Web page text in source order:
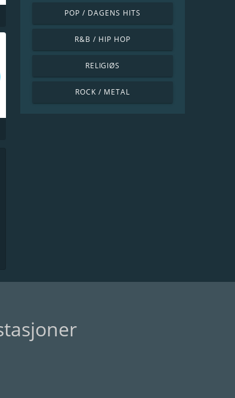
POP / DAGENS HITS
R&B / HIP HOP
RELIGIØS
ROCK / METAL